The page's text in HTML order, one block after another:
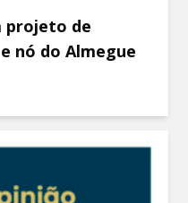
projeto de
nó do Almegue